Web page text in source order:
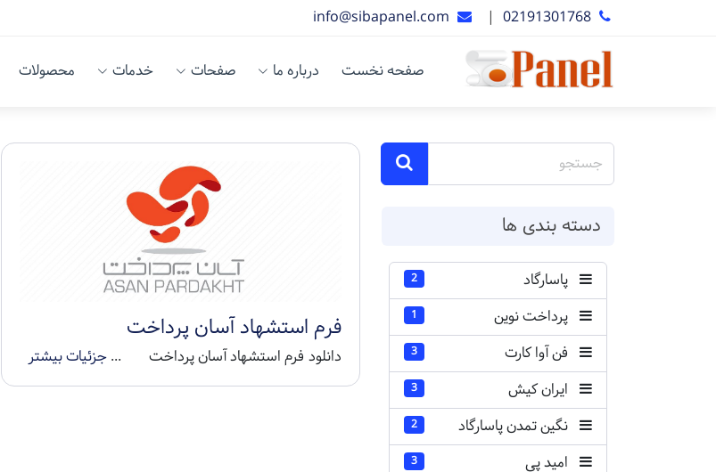
02191301768
|
info@sibapanel.com
صفحه نخست درباره ما صفحات خدمات محصولات
دسته بندی ها
پاسارگاد 2
پرداخت نوین 1
فن آوا کارت 3
ایران کیش 3
نگین تمدن پاسارگاد 2
امید پی 3
فرم استشهاد آسان پرداخت
دانلود فرم استشهاد آسان پرداخت ...جزئیات بیشتر